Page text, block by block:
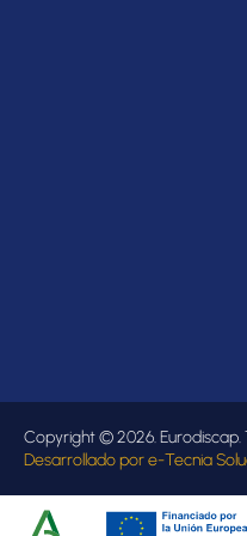
Copyright © 2026.
Desarrollado pore-Tecnia